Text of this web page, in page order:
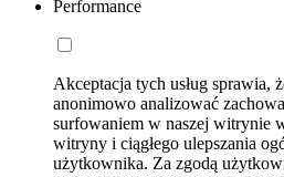
Performance
Akceptacja tych usług sprawia,
anonimowo analizować
surfowaniem w naszej witrynie
witryny i ciągłego ulepszania
użytkownika. Za zgodą